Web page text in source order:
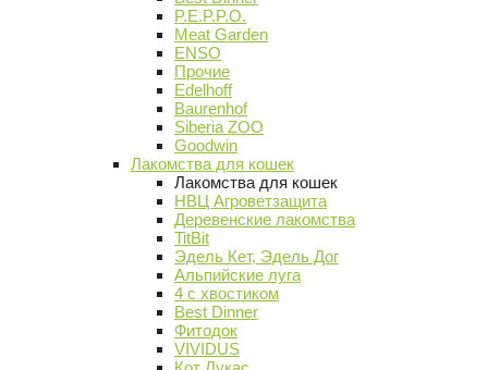
P.E.P.P.O.
Meat Garden
ENSO
Прочие
Edelhoff
Baurenhof
Siberia ZOO
Goodwin
Лакомства для кошек
Лакомства для кошек
НВЦ Агроветзащита
Деревенские лакомства
TitBit
Эдель Кет, Эдель Дог
Альпийские луга
4 с хвостиком
Best Dinner
Фитодок
VIVIDUS